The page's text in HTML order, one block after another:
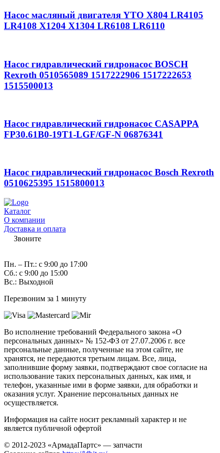
Насос масляный двигателя YTO X804 LR4105
LR4108 X1204 X1304 LR6108 LR6110
Насос гидравлический гидронасос BOSCH
Rexroth 0510565089 1517222906 1517222653
1515500013
Насос гидравлический гидронасос CASAPPA
FP30.61B0-19T1-LGF/GF-N 06876341
Насос гидравлический гидронасос Bosch Rexroth
0510625395 1515800013
Каталог
О компании
Доставка и оплата
Звоните
Пн. – Пт.: с 9:00 до 17:00
Сб.: с 9:00 до 15:00
Вс.: Выходной
Перезвоним за 1 минуту
Во исполнение требований Федерального закона «О
персональных данных» № 152-ФЗ от 27.07.2006 г. все
персональные данные, полученные на этом сайте, не
хранятся, не передаются третьим лицам. Все, лица,
заполнившие форму заявки, подтверждают свое согласие на
использование таких персональных данных, как имя, и
телефон, указанные ими в форме заявки, для обработки и
оказания услуг. Хранение персональных данных не
осуществляется.
Информация на сайте носит рекламный характер и не
является публичной офертой
© 2012-2023 «АрмадаПартс» — запчасти